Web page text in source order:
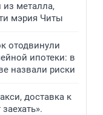
металла,
мэрия Читы
отодвинули
ипотеки: в
назвали риски
доставка к